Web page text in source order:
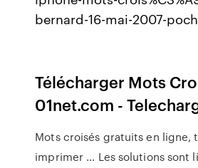
bernard-16-mai-2007-
Télécharger Mots
01net.com -
Mots croisés gratuits en ligne,
imprimer ... Les solutions sont